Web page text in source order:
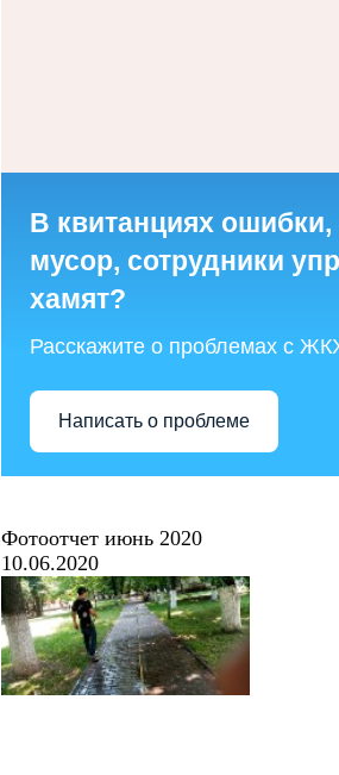
В квитанциях
мусор, сотрудники
хамят?
Расскажите о проблемах с
Написать о проблеме
Фотоотчет июнь 2020
10.06.2020